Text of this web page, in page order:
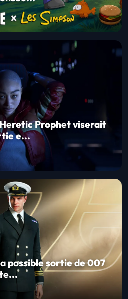
Prophet viserait
e...
possible sortie de 007